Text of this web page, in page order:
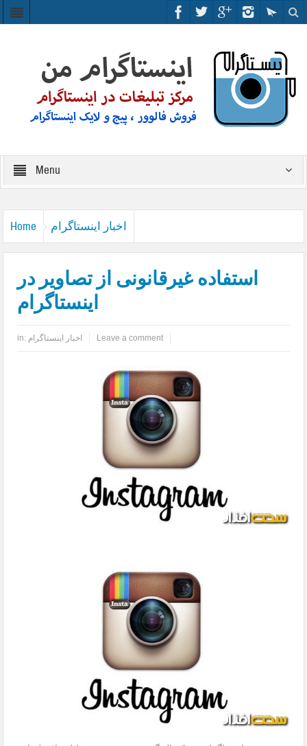
Menu
Home اخبار اینستاگرام
استفاده غیرقانونی از تصاویر در
اینستاگرام
in: اخبار اینستاگرام Leave a comment